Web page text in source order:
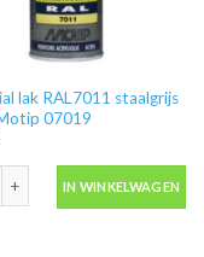
aantal
lak RAL7011 staalgrijs
07019
lak RAL7011 staalgrijs
IN WINKELWAGEN